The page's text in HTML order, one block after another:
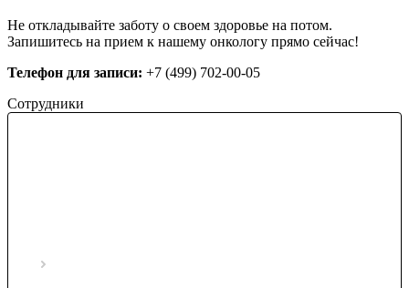
Не откладывайте заботу о своем здоровье на потом.
Запишитесь на прием к нашему онкологу прямо сейчас!
Телефон для записи: +7 (499) 702-00-05
Сотрудники